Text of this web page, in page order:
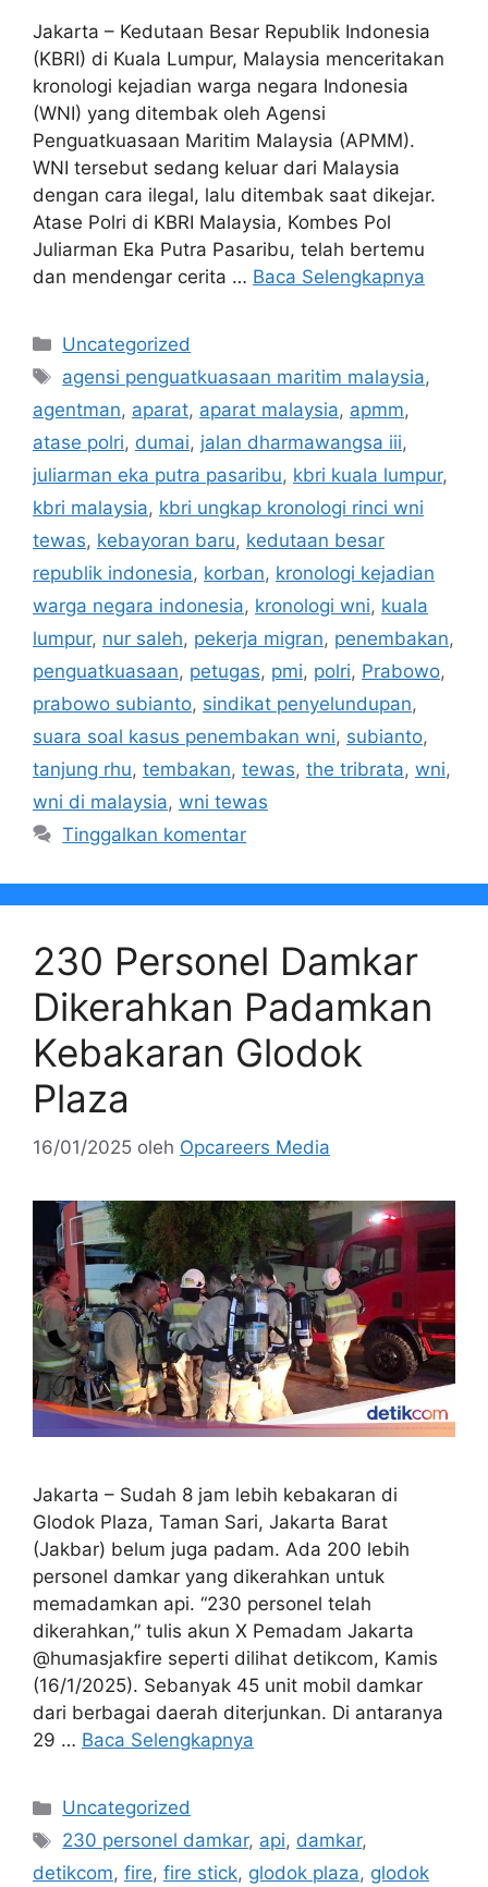
Jakarta – Kedutaan Besar Republik Indonesia
(KBRI) di Kuala Lumpur, Malaysia menceritakan
kronologi kejadian warga negara Indonesia
(WNI) yang ditembak oleh Agensi
Penguatkuasaan Maritim Malaysia (APMM).
WNI tersebut sedang keluar dari Malaysia
dengan cara ilegal, lalu ditembak saat dikejar.
Atase Polri di KBRI Malaysia, Kombes Pol
Juliarman Eka Putra Pasaribu, telah bertemu
dan mendengar cerita … Baca Selengkapnya
Kategori
Uncategorized
Tag
agensi penguatkuasaan maritim malaysia,
agentman, aparat, aparat malaysia, apmm,
atase polri, dumai, jalan dharmawangsa iii,
juliarman eka putra pasaribu, kbri kuala lumpur,
kbri malaysia, kbri ungkap kronologi rinci wni
tewas, kebayoran baru, kedutaan besar
republik indonesia, korban, kronologi kejadian
warga negara indonesia, kronologi wni, kuala
lumpur, nur saleh, pekerja migran, penembakan,
penguatkuasaan, petugas, pmi, polri, Prabowo,
prabowo subianto, sindikat penyelundupan,
suara soal kasus penembakan wni, subianto,
tanjung rhu, tembakan, tewas, the tribrata, wni,
wni di malaysia, wni tewas
Tinggalkan komentar
230 Personel Damkar
Dikerahkan Padamkan
Kebakaran Glodok
Plaza
16/01/2025 oleh Opcareers Media
Jakarta – Sudah 8 jam lebih kebakaran di
Glodok Plaza, Taman Sari, Jakarta Barat
(Jakbar) belum juga padam. Ada 200 lebih
personel damkar yang dikerahkan untuk
memadamkan api. “230 personel telah
dikerahkan,” tulis akun X Pemadam Jakarta
@humasjakfire seperti dilihat detikcom, Kamis
(16/1/2025). Sebanyak 45 unit mobil damkar
dari berbagai daerah diterjunkan. Di antaranya
29 … Baca Selengkapnya
Kategori
Uncategorized
Tag
230 personel damkar, api, damkar,
detikcom, fire, fire stick, glodok plaza, glodok